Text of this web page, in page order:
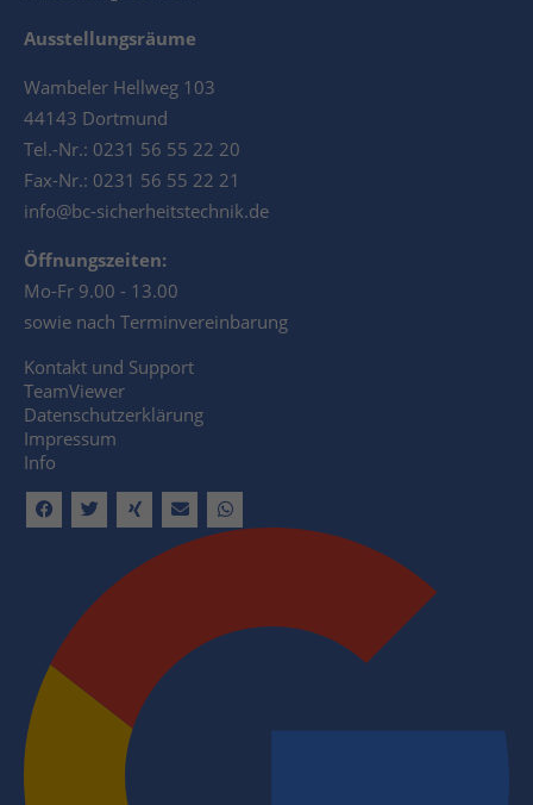
Ausstellungsräume
Wambeler Hellweg 103
44143 Dortmund
Tel.-Nr.: 0231 56 55 22 20
Fax-Nr.: 0231 56 55 22 21
info@bc-sicherheitstechnik.de
Öffnungszeiten:
Mo-Fr 9.00 - 13.00
sowie nach Terminvereinbarung
Kontakt und Support
TeamViewer
Datenschutzerklärung
Impressum
Info